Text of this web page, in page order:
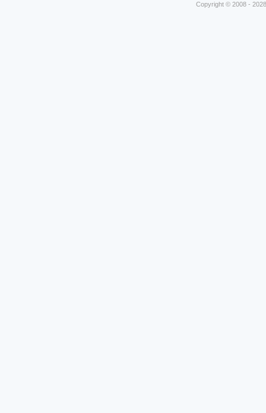
Copyright © 2008 -